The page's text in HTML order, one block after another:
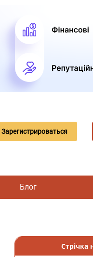
Зарегистрироваться
Блог
Стрічка